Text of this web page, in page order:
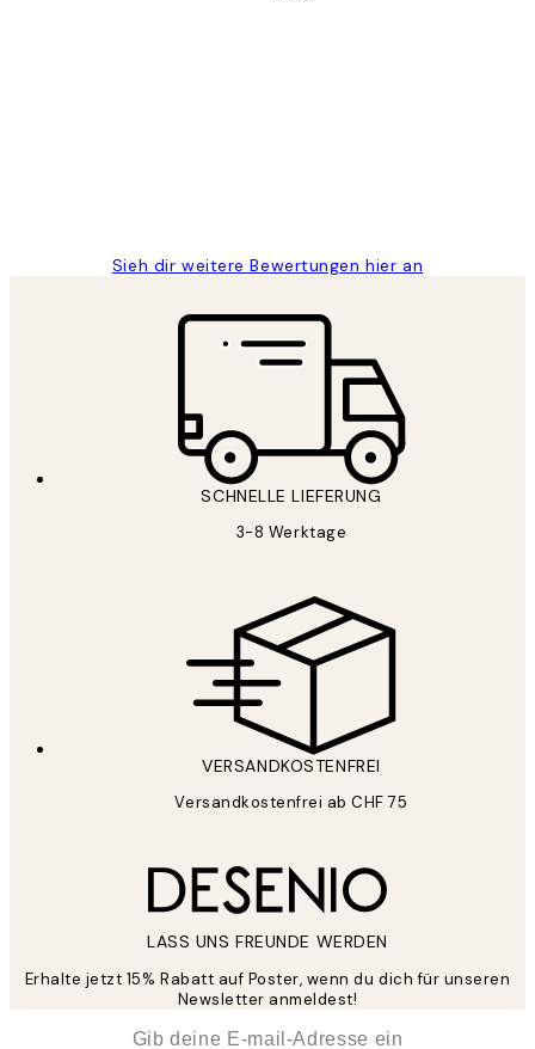
Sieh dir weitere Bewertungen hier an
SCHNELLE LIEFERUNG
3-8 Werktage
VERSANDKOSTENFREI
Versandkostenfrei ab CHF 75
LASS UNS FREUNDE WERDEN
Erhalte jetzt 15% Rabatt auf Poster, wenn du dich für unseren
Newsletter anmeldest!